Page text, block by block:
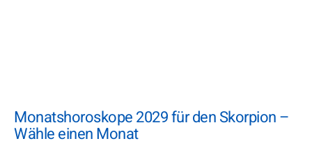
Monatshoroskope 2029 für den Skorpion –
Wähle einen Monat